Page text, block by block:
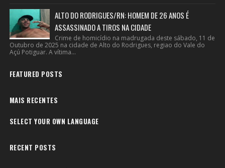
ALTO DO RODRIGUES/RN: HOMEM DE 26 ANOS É
ASSASSINADO A TIROS NA CIDADE
Crime de homicídio na madrugada deste sábado, 11 de
Outubro de 2025 na cidade de Alto do Rodrigues, regiao do Vale do
Açú Potiguar. A vítima...
FEATURED POSTS
MAIS RECENTES
SELECT YOUR OWN LANGUAGE
RECENT POSTS